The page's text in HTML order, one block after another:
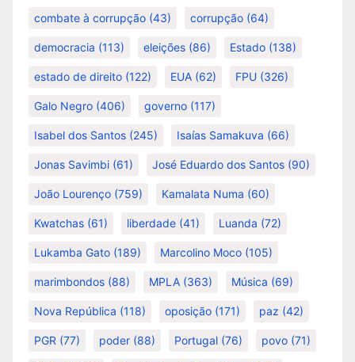
combate à corrupção (43) corrupção (64)
democracia (113) eleições (86) Estado (138)
estado de direito (122) EUA (62) FPU (326)
Galo Negro (406) governo (117)
Isabel dos Santos (245) Isaías Samakuva (66)
Jonas Savimbi (61) José Eduardo dos Santos (90)
João Lourenço (759) Kamalata Numa (60)
Kwatchas (61) liberdade (41) Luanda (72)
Lukamba Gato (189) Marcolino Moco (105)
marimbondos (88) MPLA (363) Música (69)
Nova República (118) oposição (171) paz (42)
PGR (77) poder (88) Portugal (76) povo (71)